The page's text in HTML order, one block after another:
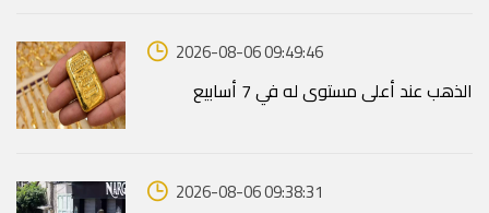
2026-08-06 09:49:46
الذهب عند أعلى مستوى له في 7 أسابيع
2026-08-06 09:38:31